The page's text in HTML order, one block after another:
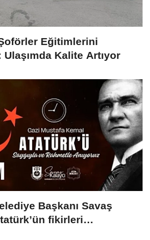
Eğitimlerini
Ulaşımda Kalite Artıyor
Başkanı Savaş
fikirleri